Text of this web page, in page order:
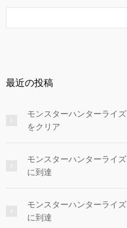
最近の投稿
モンスターハンターライ
をクリア
モンスターハンターライ
に到達
モンスターハンターライ
に到達